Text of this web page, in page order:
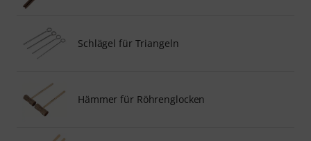
Schlägel für Triangeln
Hämmer für Röhrenglocken